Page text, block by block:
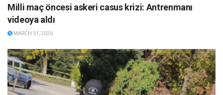
Milli maç öncesi askeri casus krizi: Antrenmanı
videoya aldı
MARCH 31, 2026